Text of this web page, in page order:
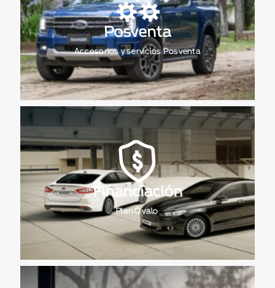
Posventa
Accesorios y servicios Posventa
Financiación
Plan Óvalo